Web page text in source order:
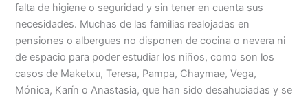
falta de higiene o seguridad y sin tener en cuenta sus
necesidades. Muchas de las familias realojadas en
pensiones o albergues no disponen de cocina o nevera ni
de espacio para poder estudiar los niños, como son los
casos de Maketxu, Teresa, Pampa, Chaymae, Vega,
Mónica, Karín o Anastasia, que han sido desahuciadas y se